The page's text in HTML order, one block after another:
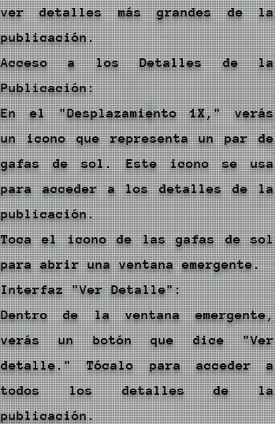
ver detalles más grandes de la
publicación.
Acceso a los Detalles de la
Publicación:
En el "Desplazamiento 1X," verás
un icono que representa un par de
gafas de sol. Este icono se usa
para acceder a los detalles de la
publicación.
Toca el icono de las gafas de sol
para abrir una ventana emergente.
Interfaz "Ver Detalle":
Dentro de la ventana emergente,
verás un botón que dice "Ver
detalle." Tócalo para acceder a
todos los detalles de la
publicación.